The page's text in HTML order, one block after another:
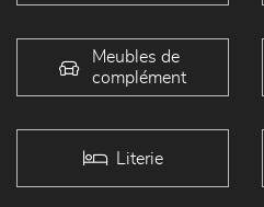
Meubles de
complément
Literie